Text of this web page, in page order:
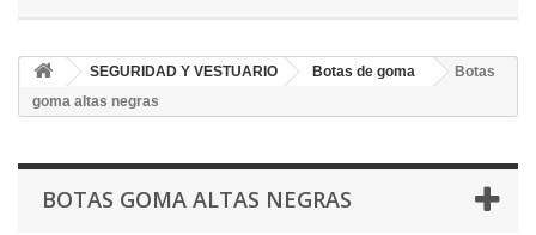
SEGURIDAD Y VESTUARIO Botas de goma
Botas
goma altas negras
BOTAS GOMA ALTAS NEGRAS